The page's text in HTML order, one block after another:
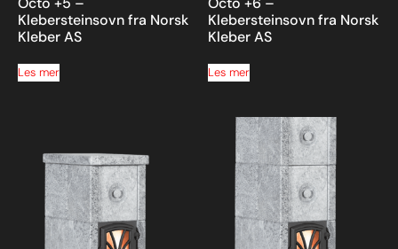
Klebersteinsovn fra Norsk
Kleber AS
Les mer
Klebersteinsovn fra Norsk
Kleber AS
Les mer